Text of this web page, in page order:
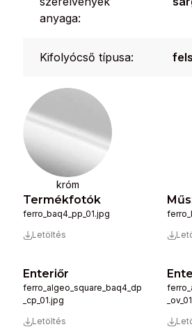
anyaga:
Kifolyócső típusa:
króm
Termékfotók
ferro_baq4_pp_01.jpg
Letöltés
Enteriőr
ferro_algeo_square_baq4_dp
_cp_01.jpg
Letöltés